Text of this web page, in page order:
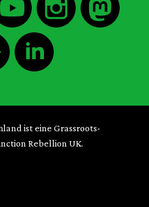
ist eine Grassroots-
Rebellion UK.